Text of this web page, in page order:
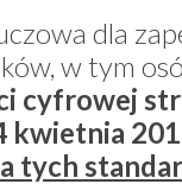
dla
w tym
cyfrowej
kwietnia
tych